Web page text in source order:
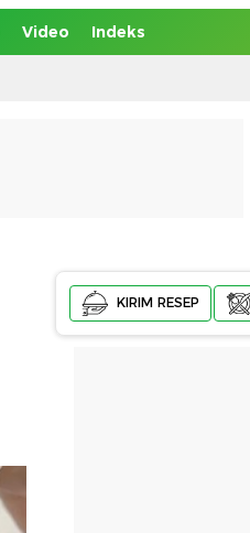
Video Indeks
KIRIM RESEP